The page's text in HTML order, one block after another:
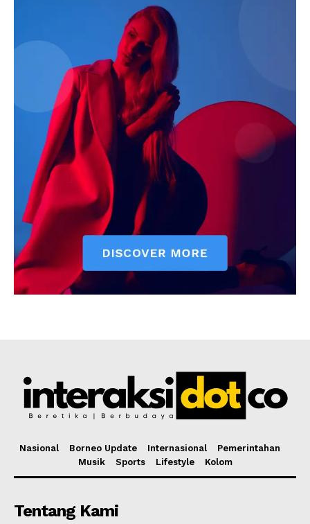
Nasional Borneo Update Internasional
Pemerintahan
Musik
Sports Lifestyle Kolom
Tentang Kami